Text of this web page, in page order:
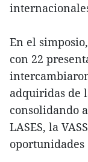
En el
con 22
adquiridas de
consolidando
LASES, la